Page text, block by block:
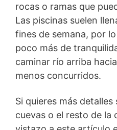
rocas o ramas que
Las piscinas suelen
fines de semana, por
poco más de
caminar río arriba
menos concurridos.
Si quieres más
cuevas o el resto de la